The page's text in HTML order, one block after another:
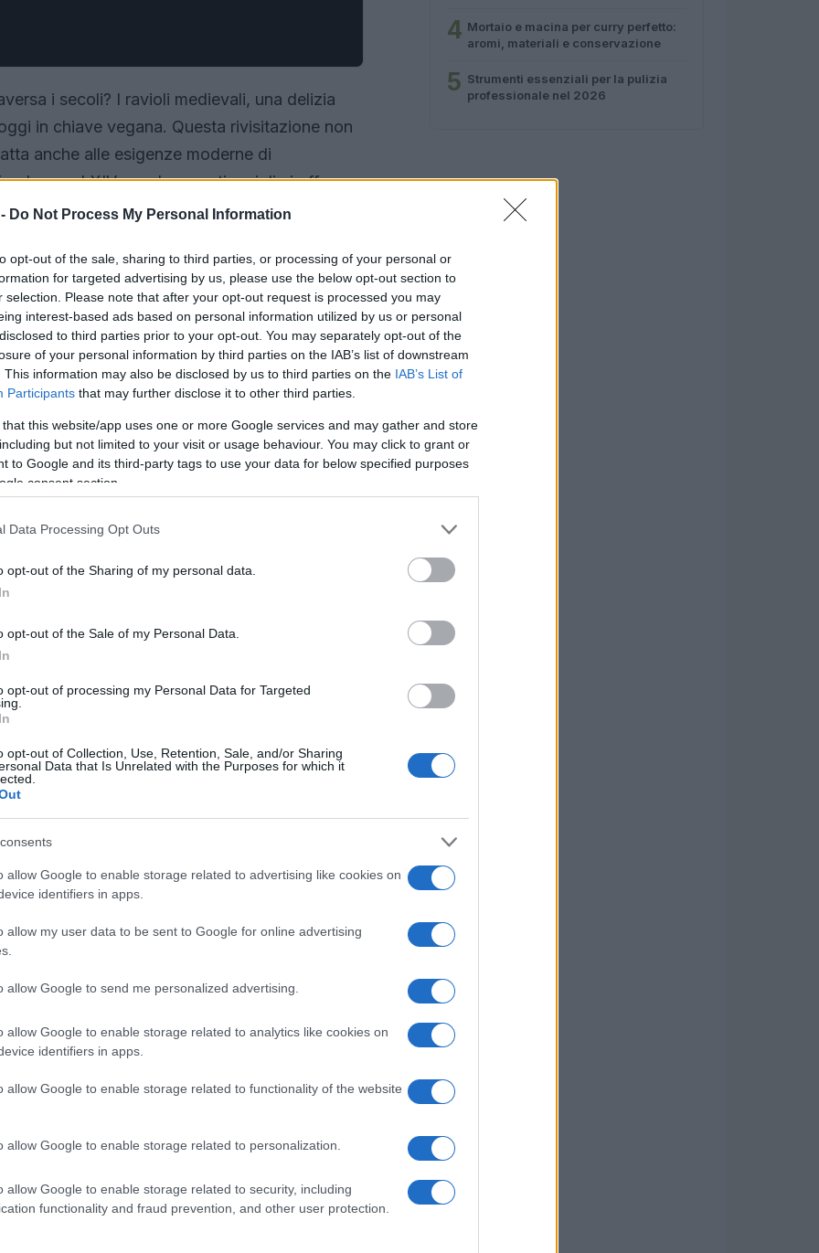
Do Not Process My Personal Information
opt-out of the sale, sharing to third parties, or processing of your personal or
for targeted advertising by us, please use the below opt-out section to
selection. Please note that after your opt-out request is processed you may
interest-based ads based on personal information utilized by us or personal
to third parties prior to your opt-out. You may separately opt-out of the
of your personal information by third parties on the IAB’s list of downstream
This information may also be disclosed by us to third parties on the IAB’s List of
Participants that may further disclose it to other third parties.
that this website/app uses one or more Google services and may gather and store
but not limited to your visit or usage behaviour. You may click to grant or
to Google and its third-party tags to use your data for below specified purposes
consent section.
Data Processing Opt Outs
opt-out of the Sharing of my personal data.
opt-out of the Sale of my Personal Data.
opt-out of processing my Personal Data for Targeted
opt-out of Collection, Use, Retention, Sale, and/or Sharing
Data that Is Unrelated with the Purposes for which it
allow Google to enable storage related to advertising like cookies on
identifiers in apps.
allow my user data to be sent to Google for online advertising
allow Google to send me personalized advertising.
allow Google to enable storage related to analytics like cookies on
identifiers in apps.
allow Google to enable storage related to functionality of the website
allow Google to enable storage related to personalization.
allow Google to enable storage related to security, including
functionality and fraud prevention, and other user protection.
i secoli? I ravioli medievali, una delizia
in chiave vegana. Questa rivisitazione non
anche alle esigenze moderne di
nel XIV secolo, questi ravioli ci offrono
all’uso di ingredienti freschi e vegetali.
tempo?
cucina italiana, hanno una storia
era principalmente riservato alle classi
verdure e spezie. La varietà delle ricette
disponibili, rendendo ogni regione d’Italia
i ravioli si sono evoluti, diventando un
la cucina moderna ha reinterpretato
dei ravioli medievali rappresenta un ponte
gustosa e sostenibile.
ma l’attenzione crescente verso una
queste ricette. E così, la versione
freschi e di stagione, come spinaci e
solo è delizioso, ma anche rispettoso
per coniugare tradizione e
della versione vegana
richiede ingredienti di alta qualità. La
e acqua, deve essere stesa sottilmente per
Il ripieno, invece, può includere tofu,
di sapori e consistenze. Ecco una ricetta
4 Mortaio e macina per curry perfetto:
aromi, materiali e conservazione
5 Strumenti essenziali per la pulizia
professionale nel 2026